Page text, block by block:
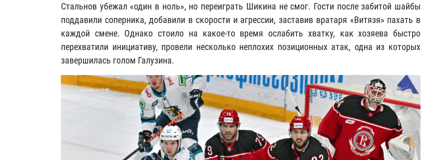
Стальнов убежал «один в ноль», но переиграть Шикина не смог. Гости после забитой шайбы
поддавили соперника, добавили в скорости и агрессии, заставив вратаря «Витязя» пахать в
каждой смене. Однако стоило на какое-то время ослабить хватку, как хозяева быстро
перехватили инициативу, провели несколько неплохих позиционных атак, одна из которых
завершилась голом Галузина.